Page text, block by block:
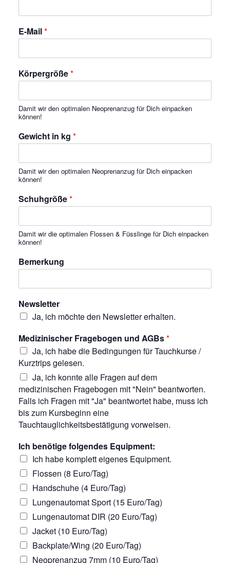
E-Mail*
Körpergröße*
Damit wir den optimalen Neoprenanzug für Dich einpacken
können!
Gewicht in kg *
Damit wir den optimalen Neoprenanzug für Dich einpacken
können!
Schuhgröße*
Damit wir die optimalen Flossen & Füsslinge für Dich einpacken
können!
Bemerkung
Newsletter
Ja, ich möchte den Newsletter erhalten.
Medizinischer Fragebogen und AGBs*
Ja, ich habe die Bedingungen für Tauchkurse /
Kurztrips gelesen.
Ja, ich konnte alle Fragen auf dem
medizinischen Fragebogen mit "Nein" beantworten.
Falls ich Fragen mit "Ja" beantwortet habe, muss ich
bis zum Kursbeginn eine
Tauchtauglichkeitsbestätigung vorweisen.
Ich benötige folgendes Equipment:
Ich habe komplett eigenes Equipment.
Flossen (8 Euro/Tag)
Handschuhe (4 Euro/Tag)
Lungenautomat Sport (15 Euro/Tag)
Lungenautomat DIR (20 Euro/Tag)
Jacket (10 Euro/Tag)
Backplate/Wing (20 Euro/Tag)
Neoprenanzug 7mm (10 Euro/Tag)